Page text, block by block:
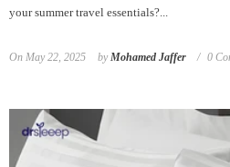
your summer travel essentials?...
On May 22, 2025 byMohamed Jaffer 0